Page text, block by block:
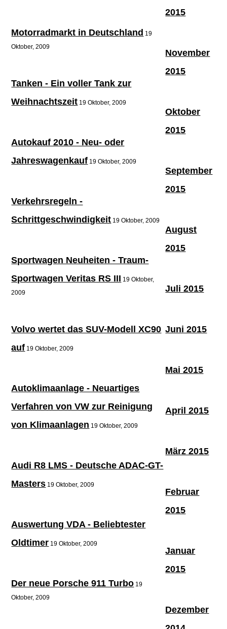
Motorradmarkt in Deutschland 19
Oktober, 2009
Tanken - Ein voller Tank zur
Weihnachtszeit 19 Oktober, 2009
Autokauf 2010 - Neu- oder
Jahreswagenkauf 19 Oktober, 2009
Verkehrsregeln -
Schrittgeschwindigkeit 19 Oktober, 2009
Sportwagen Neuheiten - Traum-
Sportwagen Veritas RS III 19 Oktober,
2009
Volvo wertet das SUV-Modell XC90
auf 19 Oktober, 2009
Autoklimaanlage - Neuartiges
Verfahren von VW zur Reinigung
von Klimaanlagen 19 Oktober, 2009
Audi R8 LMS - Deutsche ADAC-GT-
Masters 19 Oktober, 2009
Auswertung VDA - Beliebtester
Oldtimer 19 Oktober, 2009
Der neue Porsche 911 Turbo 19
Oktober, 2009
2015
November
2015
Oktober
2015
September
2015
August
2015
Juli 2015
Juni 2015
Mai 2015
April 2015
März 2015
Februar
2015
Januar
2015
Dezember